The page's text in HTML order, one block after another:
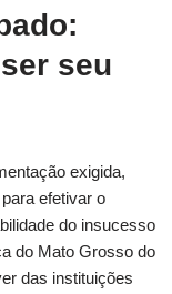
seu
exigida,
efetivar o
do insucesso
do Mato Grosso do
das instituições